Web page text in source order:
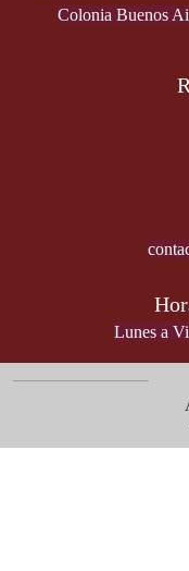
Colonia Buenos
Lunes a